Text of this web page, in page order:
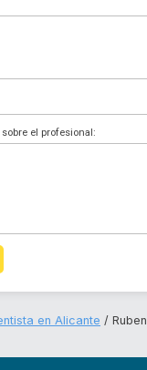
el profesional:
en Alicante